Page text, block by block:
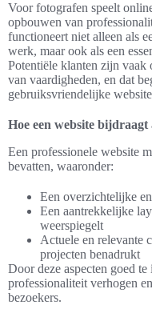
Voor fotografen speelt
opbouwen van
functioneert niet alleen als
werk, maar ook als een
Potentiële klanten zijn vaak
van vaardigheden, en dat
gebruiksvriendelijke
Hoe een website
Een professionele website
bevatten, waaronder:
Een overzichtelijke
Een aantrekkelijke
weerspiegelt
Actuele en relevante
projecten benadrukt
Door deze aspecten goed
professionaliteit verhogen
bezoekers.